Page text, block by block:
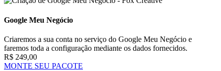
Google Meu Negócio
Criaremos a sua conta no serviço do Google Meu Negócio e
faremos toda a configuração mediante os dados fornecidos.
R$ 249,00
MONTE SEU PACOTE